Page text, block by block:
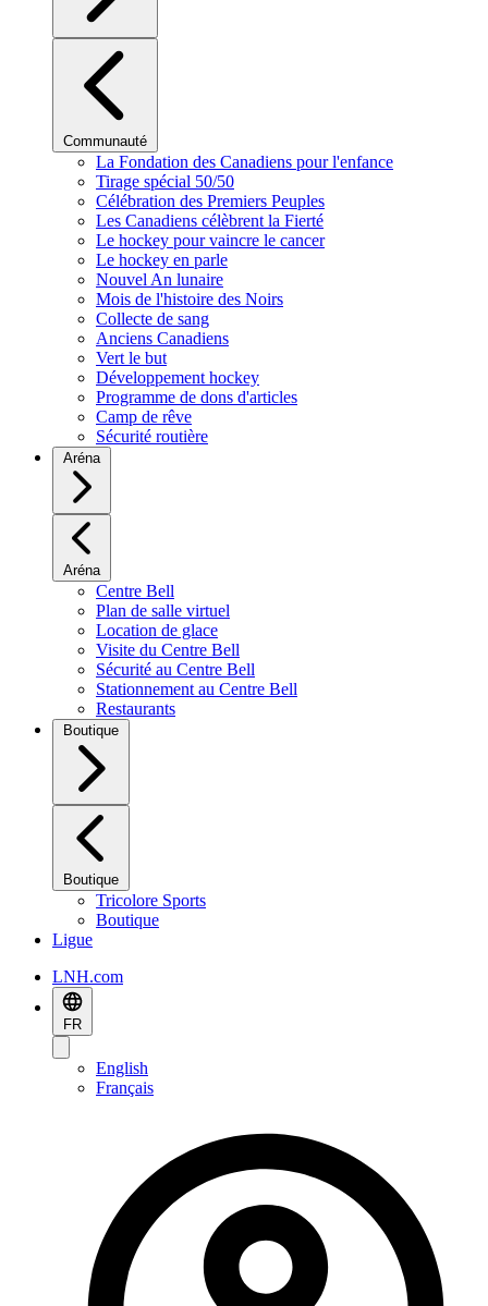
Communauté
La Fondation des Canadiens pour l'enfance
Tirage spécial 50/50
Célébration des Premiers Peuples
Les Canadiens célèbrent la Fierté
Le hockey pour vaincre le cancer
Le hockey en parle
Nouvel An lunaire
Mois de l'histoire des Noirs
Collecte de sang
Anciens Canadiens
Vert le but
Développement hockey
Programme de dons d'articles
Camp de rêve
Sécurité routière
Aréna
Aréna
Centre Bell
Plan de salle virtuel
Location de glace
Visite du Centre Bell
Sécurité au Centre Bell
Stationnement au Centre Bell
Restaurants
Boutique
Boutique
Tricolore Sports
Boutique
Ligue
LNH.com
FR
English
Français